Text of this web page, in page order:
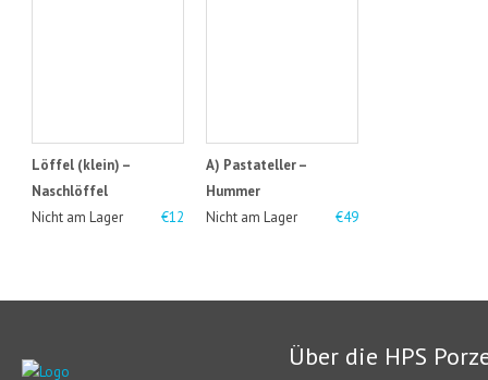
Löffel (klein) –
Naschlöffel
€12
Nicht am Lager
A) Pastateller –
Hummer
€49
Nicht am Lager
Über die HPS